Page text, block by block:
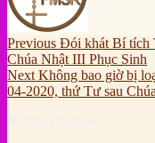
Previous Đói khát Bí tích
Chúa Nhật III Phục Sinh
Next Không bao giờ bị
04-2020, thứ Tư sau